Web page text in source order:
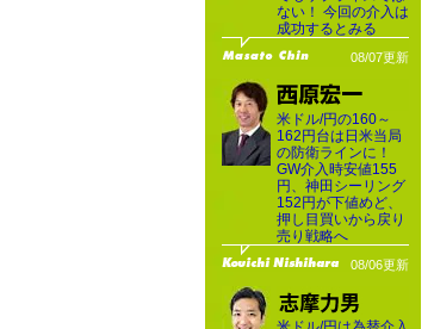
ない！ 今回の介入は
成功するとみる
08/07更新
米ドル/円の160～
162円台は日米当局
の防衛ラインに！
GW介入時安値155
円、神田シーリング
152円が下値めど、
押し目買いから戻り
売り戦略へ
08/06更新